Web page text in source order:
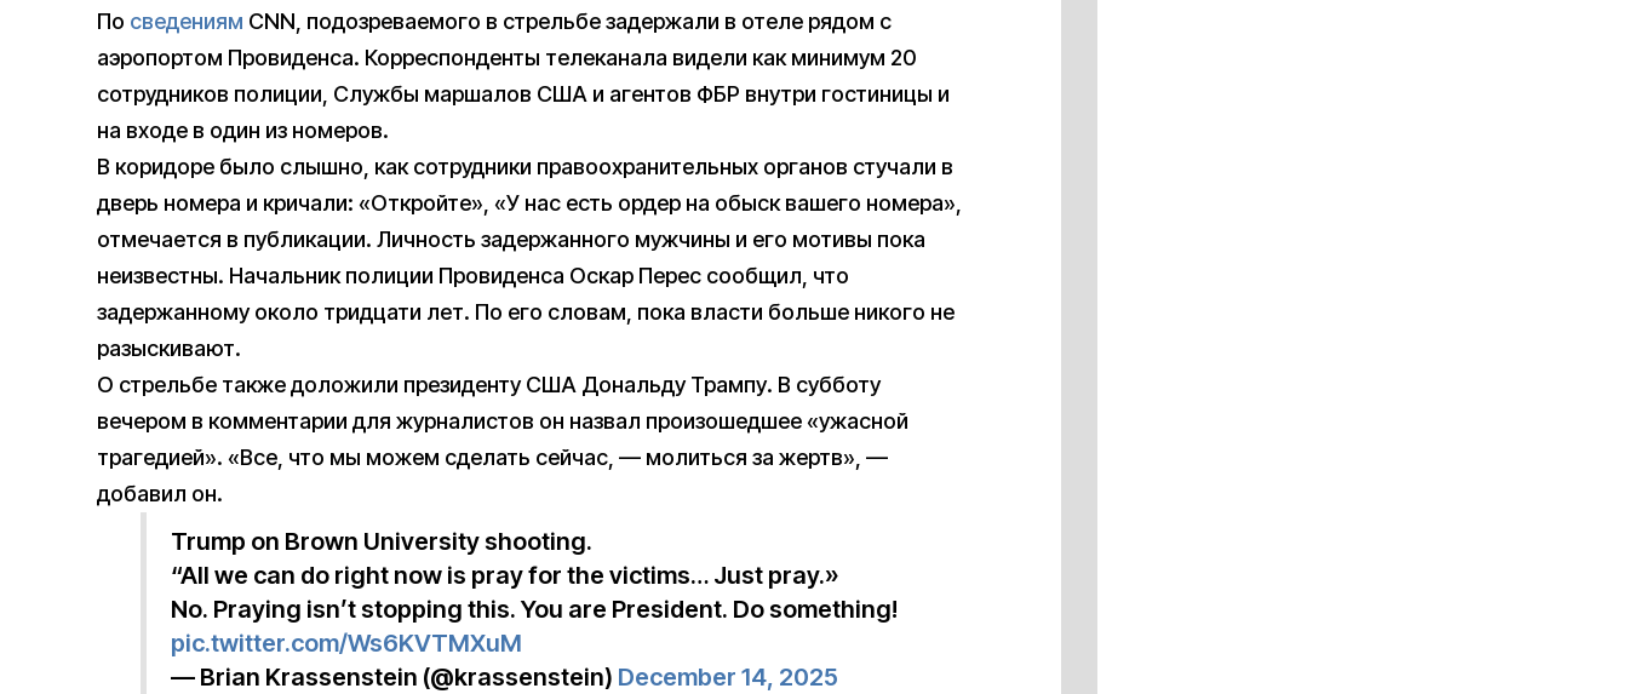
По сведениям CNN, подозреваемого в стрельбе задержали в отеле рядом с
аэропортом Провиденса. Корреспонденты телеканала видели как минимум 20
сотрудников полиции, Службы маршалов США и агентов ФБР внутри гостиницы и
на входе в один из номеров.
В коридоре было слышно, как сотрудники правоохранительных органов стучали в
дверь номера и кричали: «Откройте», «У нас есть ордер на обыск вашего номера»,
отмечается в публикации. Личность задержанного мужчины и его мотивы пока
неизвестны. Начальник полиции Провиденса Оскар Перес сообщил, что
задержанному около тридцати лет. По его словам, пока власти больше никого не
разыскивают.
О стрельбе также доложили президенту США Дональду Трампу. В субботу
вечером в комментарии для журналистов он назвал произошедшее «ужасной
трагедией». «Все, что мы можем сделать сейчас, — молиться за жертв», —
добавил он.
Trump on Brown University shooting.
“All we can do right now is pray for the victims… Just pray.»
No. Praying isn’t stopping this. You are President. Do something!
pic.twitter.com/Ws6KVTMXuM
— Brian Krassenstein (@krassenstein) December 14, 2025